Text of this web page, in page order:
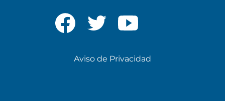
Aviso de Privacidad
solo para nuevo ingreso